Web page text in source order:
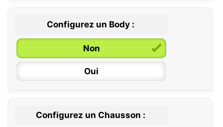
Configurez un Body :
Non
Oui
0 / 6 mois
Configurez un Chausson :